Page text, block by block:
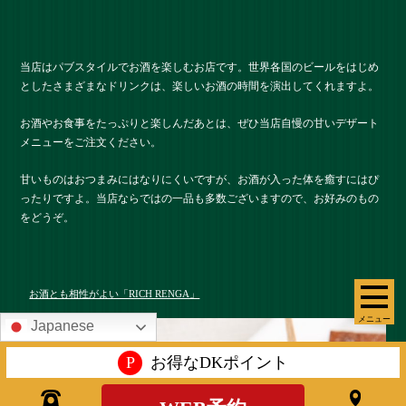
メニュー
当店はパブスタイルでお酒を楽しむお店です。世界各国のビールをはじめ
としたさまざまなドリンクは、楽しいお酒の時間を演出してくれますよ。
お酒やお食事をたっぷりと楽しんだあとは、ぜひ当店自慢の甘いデザート
メニューをご注文ください。
甘いものはおつまみにはなりにくいですが、お酒が入った体を癒すにはぴ
ったりですよ。当店ならではの一品も多数ございますので、お好みのもの
をどうぞ。
お酒とも相性がよい「RICH RENGA」
Japanese
P お得なDKポイント